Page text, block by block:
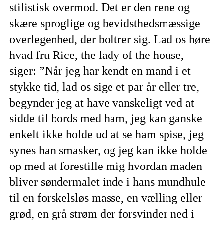
stilistisk overmod. Det er den rene og
skære sproglige og bevidsthedsmæssige
overlegenhed, der boltrer sig. Lad os høre
hvad fru Rice, the lady of the house,
siger: ”Når jeg har kendt en mand i et
stykke tid, lad os sige et par år eller tre,
begynder jeg at have vanskeligt ved at
sidde til bords med ham, jeg kan ganske
enkelt ikke holde ud at se ham spise, jeg
synes han smasker, og jeg kan ikke holde
op med at forestille mig hvordan maden
bliver søndermalet inde i hans mundhule
til en forskelsløs masse, en vælling eller
grød, en grå strøm der forsvinder ned i